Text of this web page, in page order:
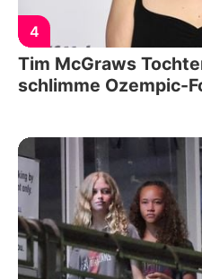
4
Tim McGraws
schlimme Ozempic-